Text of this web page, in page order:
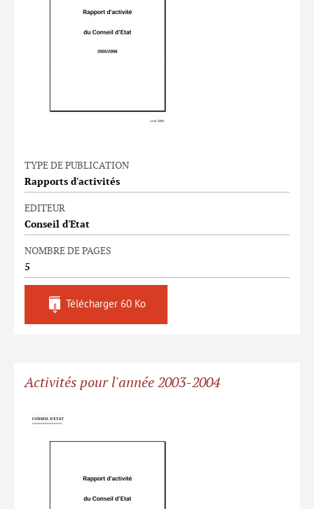
TYPE DE PUBLICATION
Rapports d'activités
EDITEUR
Conseil d'Etat
NOMBRE DE PAGES
5
Télécharger 60 Ko
Activités pour l'année 2003-2004